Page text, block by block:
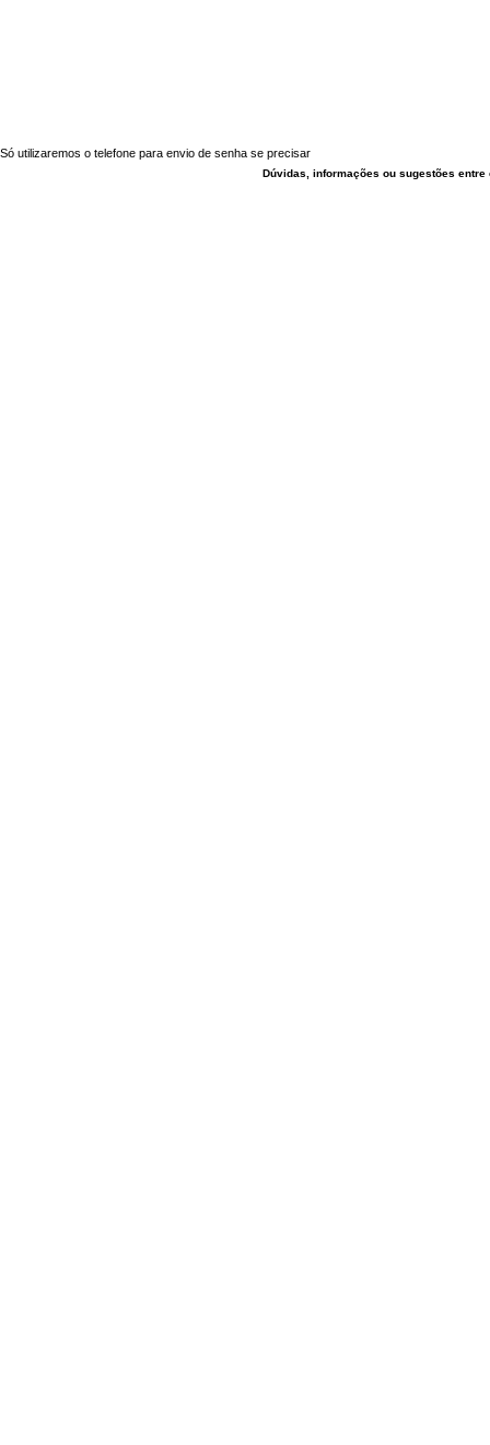
Só utilizaremos o telefone para envio de senha se precisar
Dúvidas, informações ou sugestões